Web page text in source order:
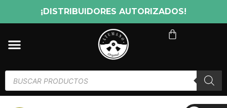
¡DISTRIBUIDORES AUTORIZADOS!